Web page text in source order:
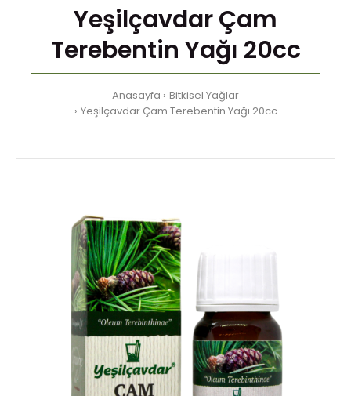
Yeşilçavdar Çam
Terebentin Yağı 20cc
Anasayfa
Bitkisel Yağlar
Yeşilçavdar Çam Terebentin Yağı 20cc